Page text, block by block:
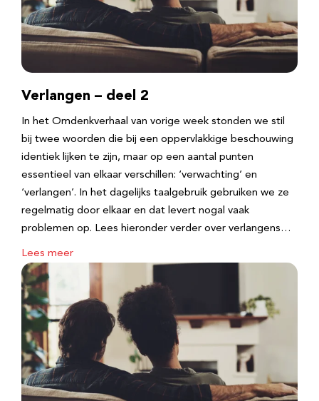
Verlangen – deel 2
In het Omdenkverhaal van vorige week stonden we stil
bij twee woorden die bij een oppervlakkige beschouwing
identiek lijken te zijn, maar op een aantal punten
essentieel van elkaar verschillen: ‘verwachting’ en
‘verlangen’. In het dagelijks taalgebruik gebruiken we ze
regelmatig door elkaar en dat levert nogal vaak
problemen op. Lees hieronder verder over verlangens…
Lees meer